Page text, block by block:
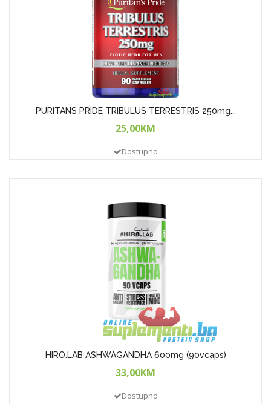
PURITANS PRIDE TRIBULUS TERRESTRIS 250mg...
25,00KM
Dostupno
HIRO.LAB ASHWAGANDHA 600mg (90vcaps)
33,00KM
Dostupno